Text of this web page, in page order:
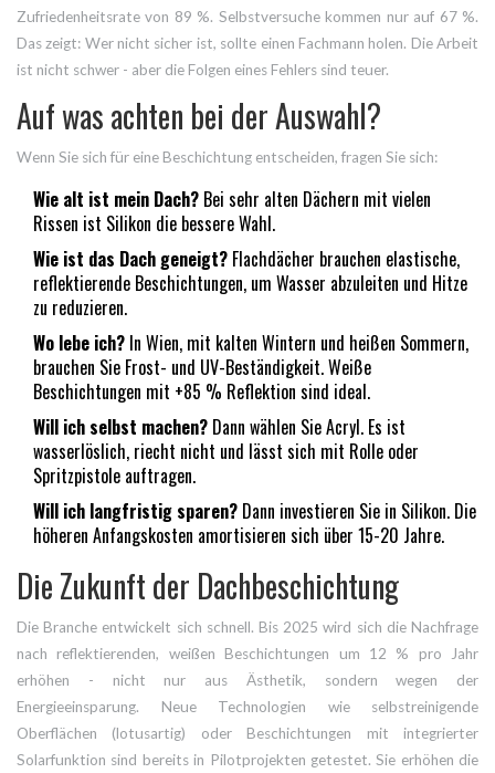
Zufriedenheitsrate von 89 %. Selbstversuche kommen nur auf 67 %.
Das zeigt: Wer nicht sicher ist, sollte einen Fachmann holen. Die Arbeit
ist nicht schwer - aber die Folgen eines Fehlers sind teuer.
Auf was achten bei der Auswahl?
Wenn Sie sich für eine Beschichtung entscheiden, fragen Sie sich:
Wie alt ist mein Dach? Bei sehr alten Dächern mit vielen
Rissen ist Silikon die bessere Wahl.
Wie ist das Dach geneigt? Flachdächer brauchen elastische,
reflektierende Beschichtungen, um Wasser abzuleiten und Hitze
zu reduzieren.
Wo lebe ich? In Wien, mit kalten Wintern und heißen Sommern,
brauchen Sie Frost- und UV-Beständigkeit. Weiße
Beschichtungen mit +85 % Reflektion sind ideal.
Will ich selbst machen? Dann wählen Sie Acryl. Es ist
wasserlöslich, riecht nicht und lässt sich mit Rolle oder
Spritzpistole auftragen.
Will ich langfristig sparen? Dann investieren Sie in Silikon. Die
höheren Anfangskosten amortisieren sich über 15-20 Jahre.
Die Zukunft der Dachbeschichtung
Die Branche entwickelt sich schnell. Bis 2025 wird sich die Nachfrage
nach reflektierenden, weißen Beschichtungen um 12 % pro Jahr
erhöhen - nicht nur aus Ästhetik, sondern wegen der
Energieeinsparung. Neue Technologien wie selbstreinigende
Oberflächen (lotusartig) oder Beschichtungen mit integrierter
Solarfunktion sind bereits in Pilotprojekten getestet. Sie erhöhen die